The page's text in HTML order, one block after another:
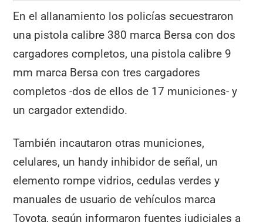
En el allanamiento los policías secuestraron
una pistola calibre 380 marca Bersa con dos
cargadores completos, una pistola calibre 9
mm marca Bersa con tres cargadores
completos -dos de ellos de 17 municiones- y
un cargador extendido.
También incautaron otras municiones,
celulares, un handy inhibidor de señal, un
elemento rompe vidrios, cedulas verdes y
manuales de usuario de vehículos marca
Toyota, según informaron fuentes judiciales a